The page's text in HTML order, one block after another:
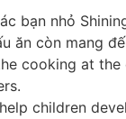
bạn nhỏ
còn mang
cooking at
children